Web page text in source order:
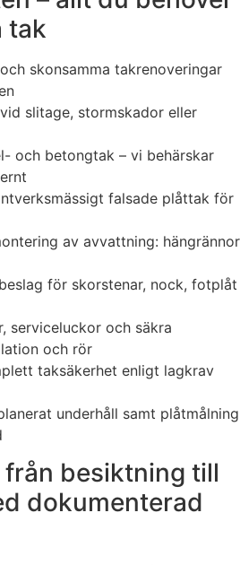
tak
skonsamma takrenoveringar
slitage, stormskador eller
och betongtak – vi behärskar
falsade plåttak för
av avvattning: hängrännor
för skorstenar, nock, fotplåt
serviceluckor och säkra
och rör
taksäkerhet enligt lagkrav
underhåll samt plåtmålning
från besiktning till
dokumenterad